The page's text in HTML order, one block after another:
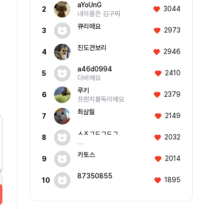
2
aYoUnG
내이름은 김구찌
3044
3
큐리에요 2973
4
진도견보리 2946
5
a46d0994
다비에요
2410
6
루키
프렌치불독이예요
2379
7
최삼월 2149
8
ㅅㅈㄱㄷㄱㄷㄱ
...
2032
9
카토스 2014
10
87350855 1895